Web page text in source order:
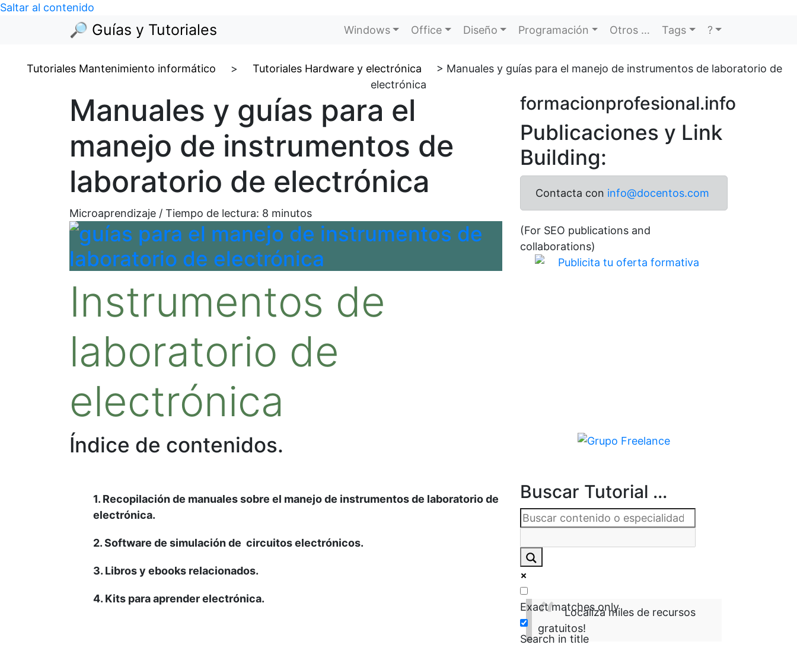
Saltar al contenido
🔎 Guías y Tutoriales Windows Office Diseño Programación Otros … Tags ?
Tutoriales Mantenimiento informático > Tutoriales Hardware y electrónica > Manuales y guías para el manejo de instrumentos de laboratorio de
electrónica
Manuales y guías para el
manejo de instrumentos de
laboratorio de electrónica
Microaprendizaje / Tiempo de lectura: 8 minutos
Instrumentos de
laboratorio de
electrónica
Índice de contenidos.
1. Recopilación de manuales sobre el manejo de instrumentos de laboratorio de
electrónica.
2. Software de simulación de circuitos electrónicos.
3. Libros y ebooks relacionados.
4. Kits para aprender electrónica.
formacionprofesional.info
Publicaciones y Link
Building:
Contacta con info@docentos.com
(For SEO publications and
collaborations)
Buscar Tutorial ...
Exact matches only
Search in title
Localiza miles de recursos
gratuitos!